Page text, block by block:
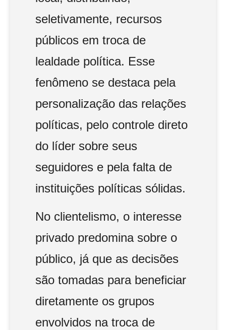
seletivamente, recursos
públicos em troca de
lealdade política. Esse
fenômeno se destaca pela
personalização das relações
políticas, pelo controle direto
do líder sobre seus
seguidores e pela falta de
instituições políticas sólidas.
No clientelismo, o interesse
privado predomina sobre o
público, já que as decisões
são tomadas para beneficiar
diretamente os grupos
envolvidos na troca de